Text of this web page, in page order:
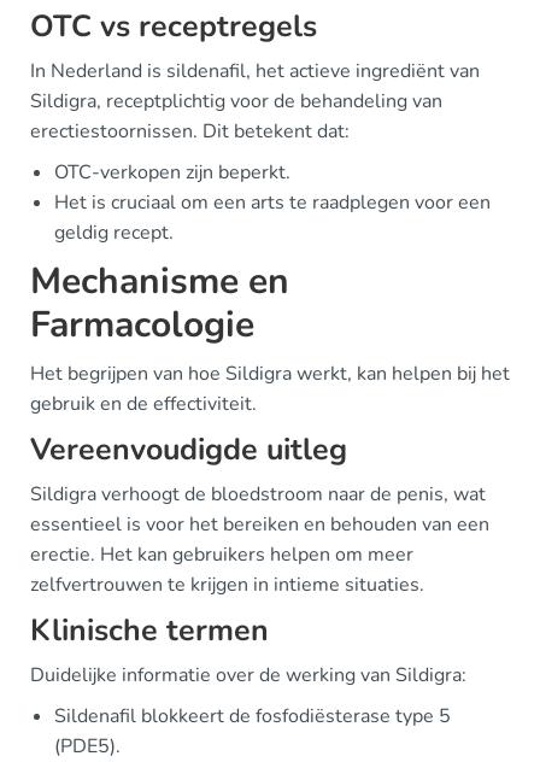
OTC vs receptregels
In Nederland is sildenafil, het actieve ingrediënt van
Sildigra, receptplichtig voor de behandeling van
erectiestoornissen. Dit betekent dat:
OTC-verkopen zijn beperkt.
Het is cruciaal om een arts te raadplegen voor een
geldig recept.
Mechanisme en
Farmacologie
Het begrijpen van hoe Sildigra werkt, kan helpen bij het
gebruik en de effectiviteit.
Vereenvoudigde uitleg
Sildigra verhoogt de bloedstroom naar de penis, wat
essentieel is voor het bereiken en behouden van een
erectie. Het kan gebruikers helpen om meer
zelfvertrouwen te krijgen in intieme situaties.
Klinische termen
Duidelijke informatie over de werking van Sildigra:
Sildenafil blokkeert de fosfodiësterase type 5
(PDE5).